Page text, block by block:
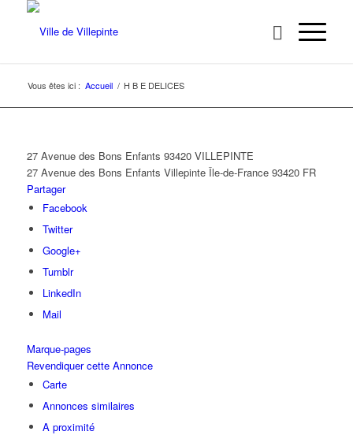
Vous êtes ici : Accueil / H B E DELICES
27 Avenue des Bons Enfants 93420 VILLEPINTE
27 Avenue des Bons Enfants Villepinte Île-de-France 93420 FR
Partager
Facebook
Twitter
Google+
Tumblr
LinkedIn
Mail
Marque-pages
Revendiquer cette Annonce
Carte
Annonces similaires
A proximité